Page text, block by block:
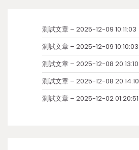
測試文章 – 2025-12-09 10:11:03
測試文章 – 2025-12-09 10:10:03
測試文章 – 2025-12-08 20:13:10
測試文章 – 2025-12-08 20:14:10
測試文章 – 2025-12-02 01:20:51